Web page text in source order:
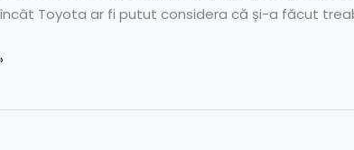
Toyota ar fi putut considera că și-a făcut